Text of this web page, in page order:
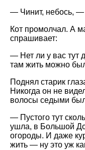
— Чинит, небось, —
Кот промолчал. А
спрашивает:
— Нет ли у вас тут
там жить можно
Поднял старик
Никогда он не
волосы седыми
— Пустого тут
ушла, в Большой
огороды. И даже
жить — ну это уж